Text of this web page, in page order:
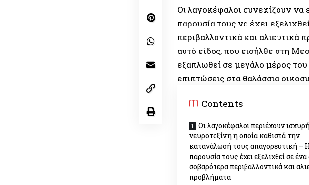
Οι λαγοκέφαλοι συνεχίζουν να
παρουσία τους να έχει
περιβαλλοντικά και αλιευτικά
αυτό είδος, που εισήλθε στη
εξαπλωθεί σε μεγάλο μέρος
επιπτώσεις στα θαλάσσια
Contents
Οι λαγοκέφαλοι περιέχουν ισχυρή
νευροτοξίνη η οποία καθιστά την
κατανάλωσή τους απαγορευτική –
παρουσία τους έχει εξελιχθεί σε
σοβαρότερα περιβαλλοντικά και
προβλήματα